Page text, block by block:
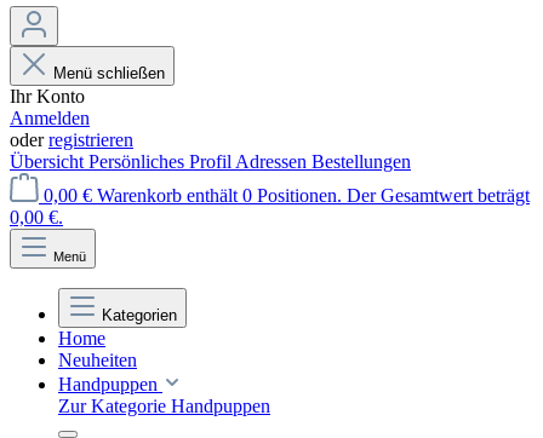
Menü schließen
Ihr Konto
Anmelden
oderregistrieren
Übersicht Persönliches Profil Adressen Bestellungen
0,00 € Warenkorb enthält 0 Positionen. Der Gesamtwert beträgt
0,00 €.
Menü
Kategorien
Home
Neuheiten
Handpuppen
Zur Kategorie Handpuppen